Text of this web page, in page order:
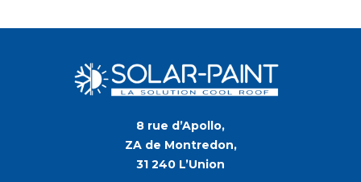
8 rue d’Apollo,
ZA de Montredon,
31 240 L’Union